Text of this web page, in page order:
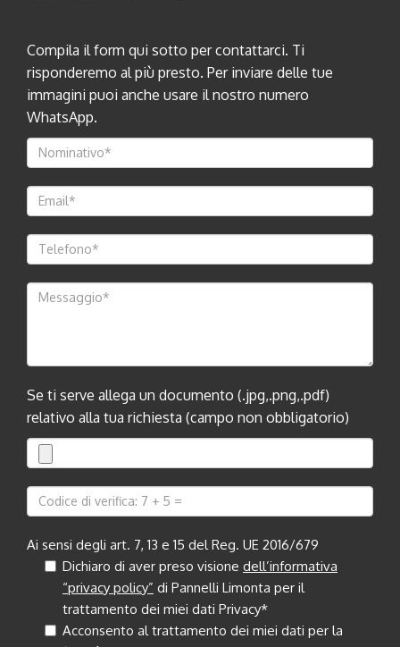
Compila il form qui sotto per contattarci. Ti
risponderemo al più presto. Per inviare delle tue
immagini puoi anche usare il nostro numero
WhatsApp.
Se ti serve allega un documento (.jpg,.png,.pdf)
relativo alla tua richiesta (campo non obbligatorio)
Ai sensi degli art. 7, 13 e 15 del Reg. UE 2016/679
Dichiaro di aver preso visione dell’informativa
“privacy policy” di Pannelli Limonta per il
trattamento dei miei dati Privacy*
Acconsento al trattamento dei miei dati per la